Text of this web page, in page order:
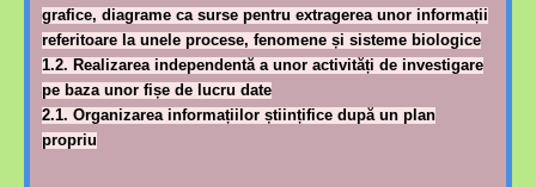
grafice, diagrame ca surse pentru extragerea unor informații
referitoare la unele procese, fenomene și sisteme biologice
1.2. Realizarea independentă a unor activități de investigare
pe baza unor fișe de lucru date
2.1. Organizarea informațiilor științifice după un plan
propriu